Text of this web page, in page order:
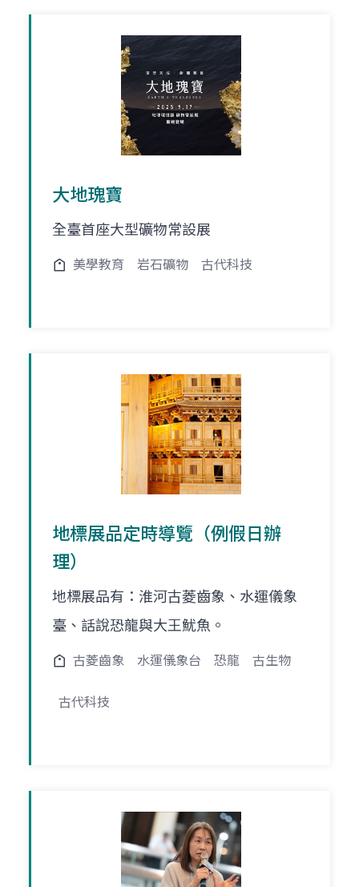
大地瑰寶
全臺首座大型礦物常設展
美學教育 岩石礦物 古代科技
地標展品定時導覽（例假日辦
理）
地標展品有：淮河古菱齒象、水運儀象
臺、話說恐龍與大王魷魚。
古菱齒象 水運儀象台 恐龍 古生物
古代科技